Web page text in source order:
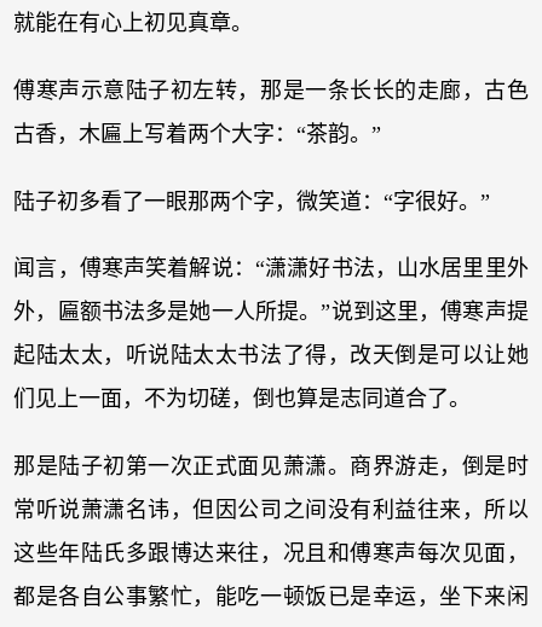
就能在有心上初见真章。
傅寒声示意陆子初左转，那是一条长长的走廊，古色
古香，木匾上写着两个大字：“茶韵。”
陆子初多看了一眼那两个字，微笑道：“字很好。”
闻言，傅寒声笑着解说：“潇潇好书法，山水居里里外
外，匾额书法多是她一人所提。”说到这里，傅寒声提
起陆太太，听说陆太太书法了得，改天倒是可以让她
们见上一面，不为切磋，倒也算是志同道合了。
那是陆子初第一次正式面见萧潇。商界游走，倒是时
常听说萧潇名讳，但因公司之间没有利益往来，所以
这些年陆氏多跟博达来往，况且和傅寒声每次见面，
都是各自公事繁忙，能吃一顿饭已是幸运，坐下来闲